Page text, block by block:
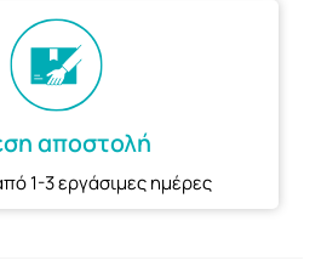
αποστολή
1-3 εργάσιμες ημέρες